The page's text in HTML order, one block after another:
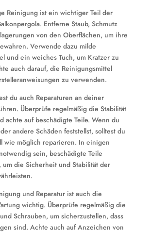
Reinigung ist ein wichtiger Teil der
Entferne Staub, Schmutz
von den Oberflächen, um ihre
Verwende dazu milde
und ein weiches Tuch, um Kratzer zu
auch darauf, die Reinigungsmittel
zu verwenden.
du auch Reparaturen an deiner
Überprüfe regelmäßig die Stabilität
achte auf beschädigte Teile. Wenn du
andere Schäden feststellst, solltest du
wie möglich reparieren. In einigen
sein, beschädigte Teile
um die Sicherheit und Stabilität der
und Reparatur ist auch die
wichtig. Überprüfe regelmäßig die
Schrauben, um sicherzustellen, dass
sind. Achte auch auf Anzeichen von